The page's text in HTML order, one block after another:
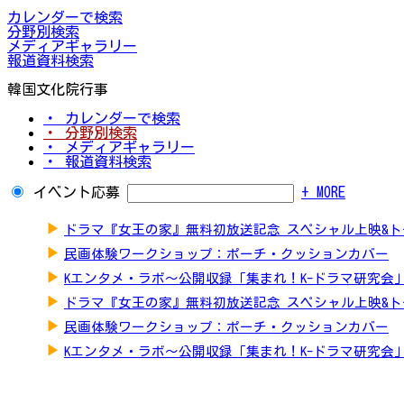
カレンダーで検索
分野別検索
メディアギャラリー
報道資料検索
韓国文化院行事
・ カレンダーで検索
・ 分野別検索
・ メディアギャラリー
・ 報道資料検索
イベント応募 + MORE
▶ ドラマ『女王の家』無料初放送記念 スペシャル上映&
▶ 民画体験ワークショップ：ポーチ・クッションカバー
▶ Kエンタメ・ラボ～公開収録「集まれ！K-ドラマ研究会」
▶ ドラマ『女王の家』無料初放送記念 スペシャル上映&
▶ 民画体験ワークショップ：ポーチ・クッションカバー
▶ Kエンタメ・ラボ～公開収録「集まれ！K-ドラマ研究会」